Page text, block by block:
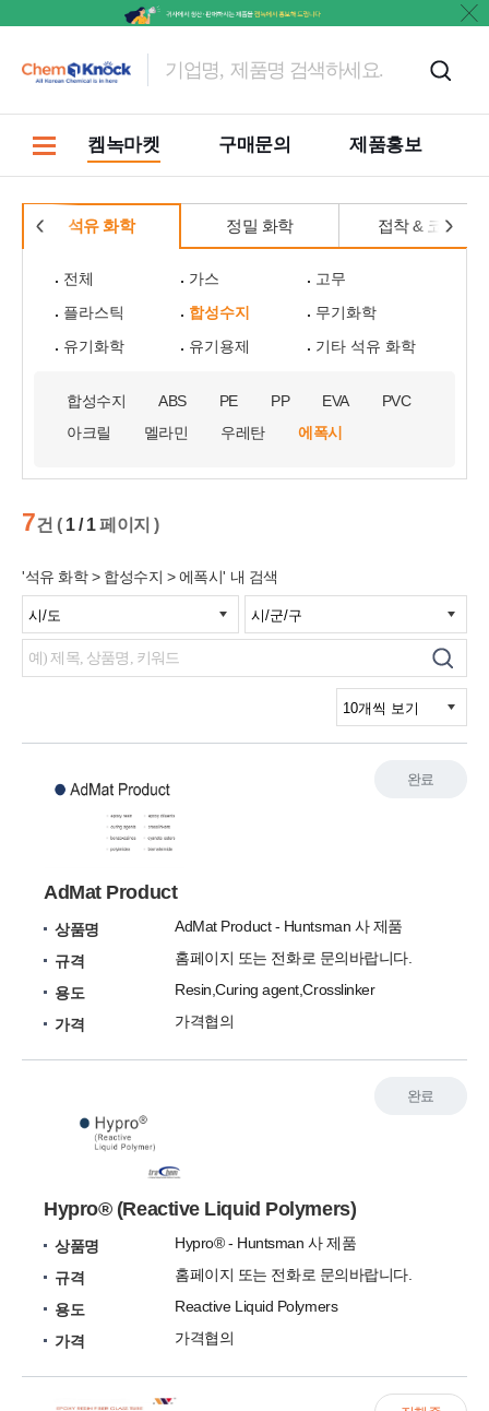
켐녹마켓 구매문의 제품홍보
석유 화학 정밀 화학 접착 & 코팅
전체 가스
고무
플라스틱
합성수지
무기화학
유기화학
유기용제 기타 석유 화학
합성수지 ABS PE PP EVA
PVC
아크릴
멜라민 우레탄 에폭시
7건 ( 1 / 1페이지 )
'석유 화학 > 합성수지 > 에폭시' 내 검색
AdMat Product
상품명
AdMat Product - Huntsman 사 제품
규격
홈페이지 또는 전화로 문의바랍니다.
용도
Resin,Curing agent,Crosslinker
가격
가격협의
완료
Hypro® (Reactive Liquid Polymers)
상품명
Hypro® - Huntsman 사 제품
규격
홈페이지 또는 전화로 문의바랍니다.
용도
Reactive Liquid Polymers
가격
가격협의
완료